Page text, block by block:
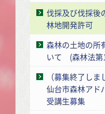
伐採及び伐採後
林地開発許可
森林の土地の所
いて (森林法第
（募集終了し
仙台市森林アド
受講生募集